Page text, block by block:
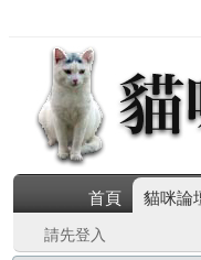
首頁 貓咪論
請先登入